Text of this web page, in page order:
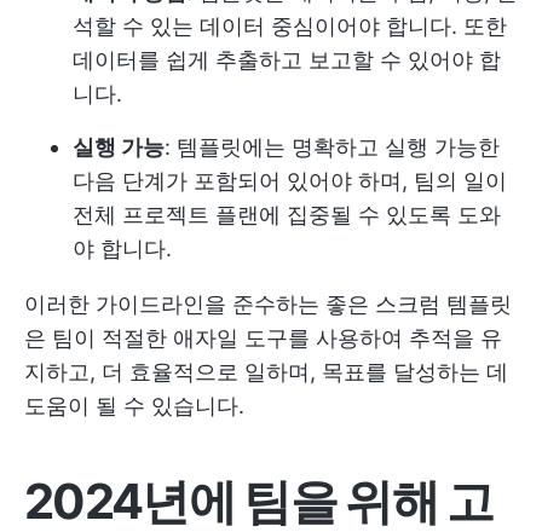
석할 수 있는 데이터 중심이어야 합니다. 또한
데이터를 쉽게 추출하고 보고할 수 있어야 합
니다.
실행 가능: 템플릿에는 명확하고 실행 가능한
다음 단계가 포함되어 있어야 하며, 팀의 일이
전체 프로젝트 플랜에 집중될 수 있도록 도와
야 합니다.
이러한 가이드라인을 준수하는 좋은 스크럼 템플릿
은 팀이 적절한 애자일 도구를 사용하여 추적을 유
지하고, 더 효율적으로 일하며, 목표를 달성하는 데
도움이 될 수 있습니다.
2024년에 팀을 위해 고